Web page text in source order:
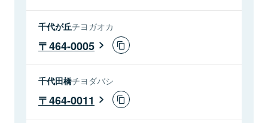
千代が丘チヨガオカ
464-0005
千代田橋チヨダバシ
464-0011